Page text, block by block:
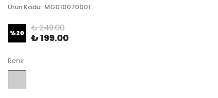
Ürün Kodu: MG010070001
%20 ₺ 249.00
₺ 199.00
Renk